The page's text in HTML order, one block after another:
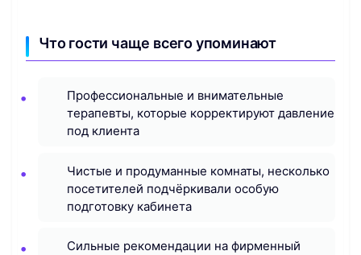
Что гости чаще всего упоминают
Профессиональные и внимательные
терапевты, которые корректируют давление
под клиента
Чистые и продуманные комнаты, несколько
посетителей подчёркивали особую
подготовку кабинета
Сильные рекомендации на фирменный